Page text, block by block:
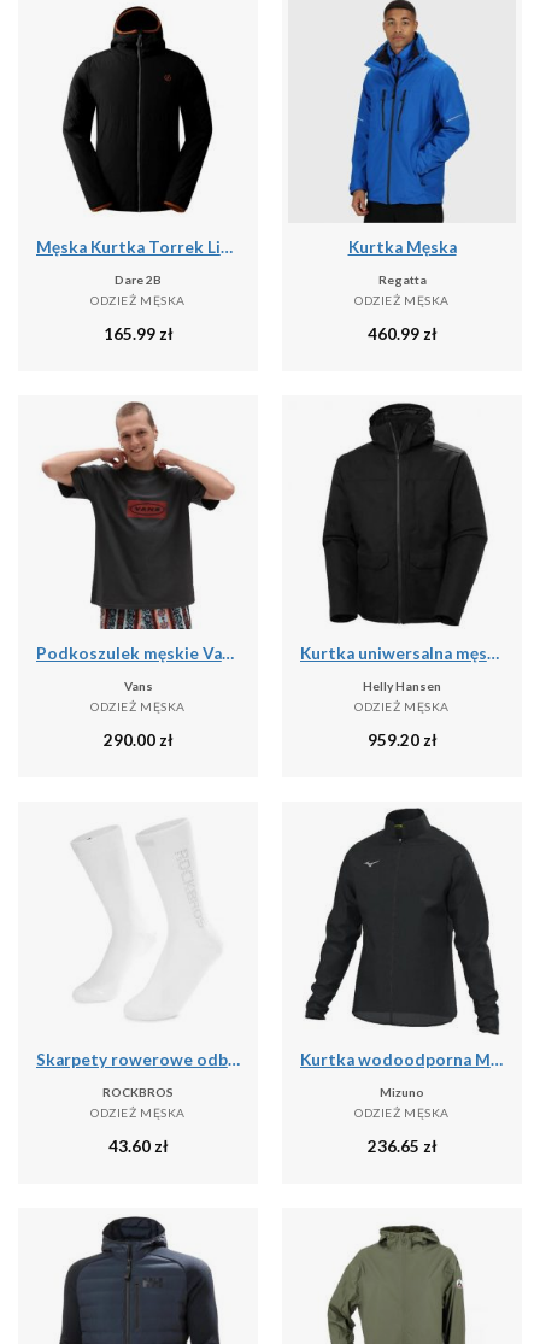
Męska Kurtka Torrek Lite Air
Dare 2B
ODZIEŻ MĘSKA
165.99 zł
Kurtka Męska
Regatta
ODZIEŻ MĘSKA
460.99 zł
Podkoszulek męskie Vans X Curren X Knost
Vans
ODZIEŻ MĘSKA
290.00 zł
Kurtka uniwersalna męska Helly Hansen Chill 3.0
Helly Hansen
ODZIEŻ MĘSKA
959.20 zł
Skarpety rowerowe odblaskowe unisex antybakteryjne
ROCKBROS
ODZIEŻ MĘSKA
43.60 zł
Kurtka wodoodporna Mizuno RB
Mizuno
ODZIEŻ MĘSKA
236.65 zł